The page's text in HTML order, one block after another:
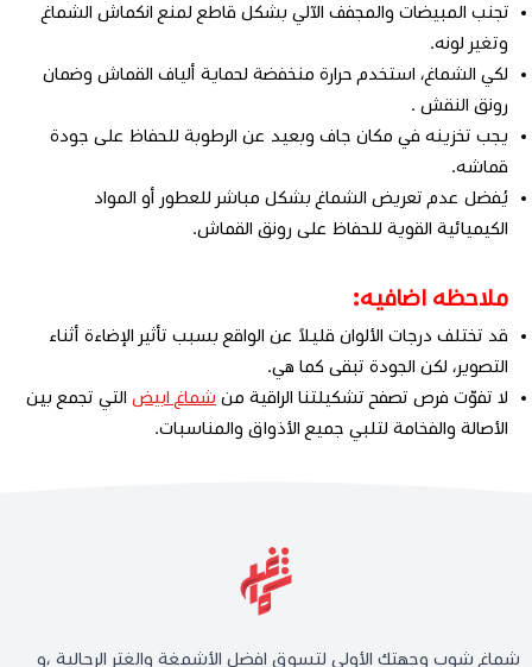
تجنب المبيضات والمجفف الآلي بشكل قاطع لمنع انكماش الشماغ
وتغير لونه.
لكي الشماغ، استخدم حرارة منخفضة لحماية ألياف القماش وضمان
رونق النقش .
يجب تخزينه في مكان جاف وبعيد عن الرطوبة للحفاظ على جودة
قماشه.
يُفضل عدم تعريض الشماغ بشكل مباشر للعطور أو المواد
الكيميائية القوية للحفاظ على رونق القماش.
ملاحظه اضافيه:
قد تختلف درجات الألوان قليلاً عن الواقع بسبب تأثير الإضاءة أثناء
التصوير، لكن الجودة تبقى كما هي.
لا تفوّت فرص تصفح تشكيلتنا الراقية من شماغ ابيض التي تجمع بين
الأصالة والفخامة لتلبي جميع الأذواق والمناسبات.
شماغ شوب وجهتك الأولى لتسوق افضل الأشمغة والغتر الرجالية ،و